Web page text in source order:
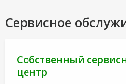
Сервисное
Собственный
центр